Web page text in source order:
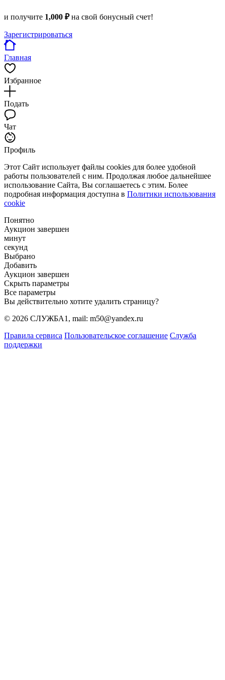
и получите 1,000 ₽на свой бонусный счет!
Зарегистрироваться
Главная
Избранное
Подать
Чат
Профиль
Этот Сайт использует файлы cookies для более удобной
работы пользователей с ним. Продолжая любое дальнейшее
использование Сайта, Вы соглашаетесь с этим. Более
подробная информация доступна в Политики использования
cookie
Понятно
Аукцион завершен
минут
секунд
Выбрано
Добавить
Аукцион завершен
Скрыть параметры
Все параметры
Вы действительно хотите удалить страницу?
© 2026 СЛУЖБА1, mail: m50@yandex.ru
Правила сервиса Пользовательское соглашение Служба
поддержки